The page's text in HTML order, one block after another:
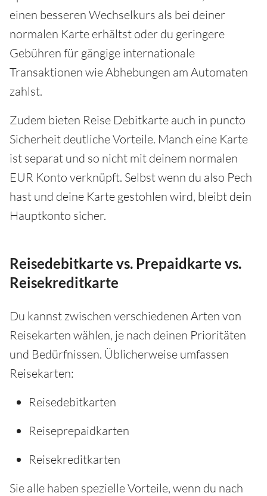
einen besseren Wechselkurs als bei deiner
normalen Karte erhältst oder du geringere
Gebühren für gängige internationale
Transaktionen wie Abhebungen am Automaten
zahlst.
Zudem bieten Reise Debitkarte auch in puncto
Sicherheit deutliche Vorteile. Manch eine Karte
ist separat und so nicht mit deinem normalen
EUR Konto verknüpft. Selbst wenn du also Pech
hast und deine Karte gestohlen wird, bleibt dein
Hauptkonto sicher.
Reisedebitkarte vs. Prepaidkarte vs.
Reisekreditkarte
Du kannst zwischen verschiedenen Arten von
Reisekarten wählen, je nach deinen Prioritäten
und Bedürfnissen. Üblicherweise umfassen
Reisekarten:
Reisedebitkarten
Reiseprepaidkarten
Reisekreditkarten
Sie alle haben spezielle Vorteile, wenn du nach